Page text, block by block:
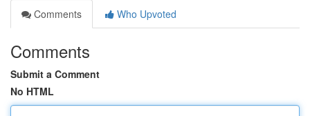
Comments
Who Upvoted
Comments
Submit a Comment
No HTML